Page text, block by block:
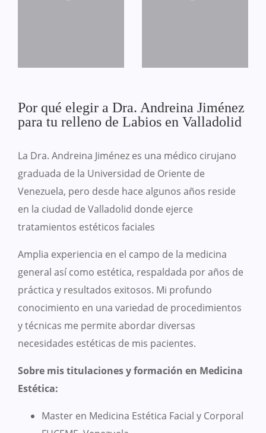
Por qué elegir a Dra. Andreina Jiménez
para tu relleno de Labios en Valladolid
La Dra. Andreina Jiménez es una médico cirujano
graduada de la Universidad de Oriente de
Venezuela, pero desde hace algunos años reside
en la ciudad de Valladolid donde ejerce
tratamientos estéticos faciales
Amplia experiencia en el campo de la medicina
general así como estética, respaldada por años de
práctica y resultados exitosos. Mi profundo
conocimiento en una variedad de procedimientos
y técnicas me permite abordar diversas
necesidades estéticas de mis pacientes.
Sobre mis titulaciones y formación en Medicina
Estética:
Master en Medicina Estética Facial y Corporal